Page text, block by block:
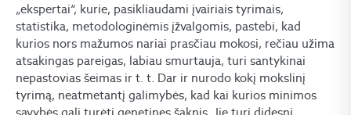
„ekspertai“, kurie, pasikliaudami įvairiais tyrimais,
statistika, metodologinėmis įžvalgomis, pastebi, kad
kurios nors mažumos nariai prasčiau mokosi, rečiau užima
atsakingas pareigas, labiau smurtauja, turi santykinai
nepastovias šeimas ir t. t. Dar ir nurodo kokį mokslinį
tyrimą, neatmetantį galimybės, kad kai kurios minimos
savybės gali turėti genetines šaknis. Jie turi didesnį